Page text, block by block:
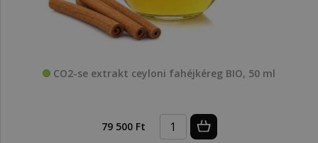
CO2-se extrakt ceyloni fahéjkéreg BIO, 50 ml
79 500 Ft